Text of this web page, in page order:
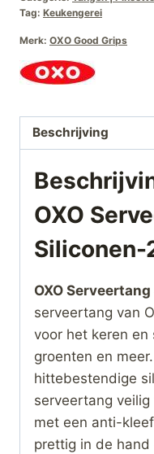
Tag: Keukengerei
Merk: OXO Good Grips
Beschrijving
OXO
Siliconen-
OXO
serveertang van
voor het keren en
groenten en
hittebestendige
serveertang
met een anti-
prettig in de